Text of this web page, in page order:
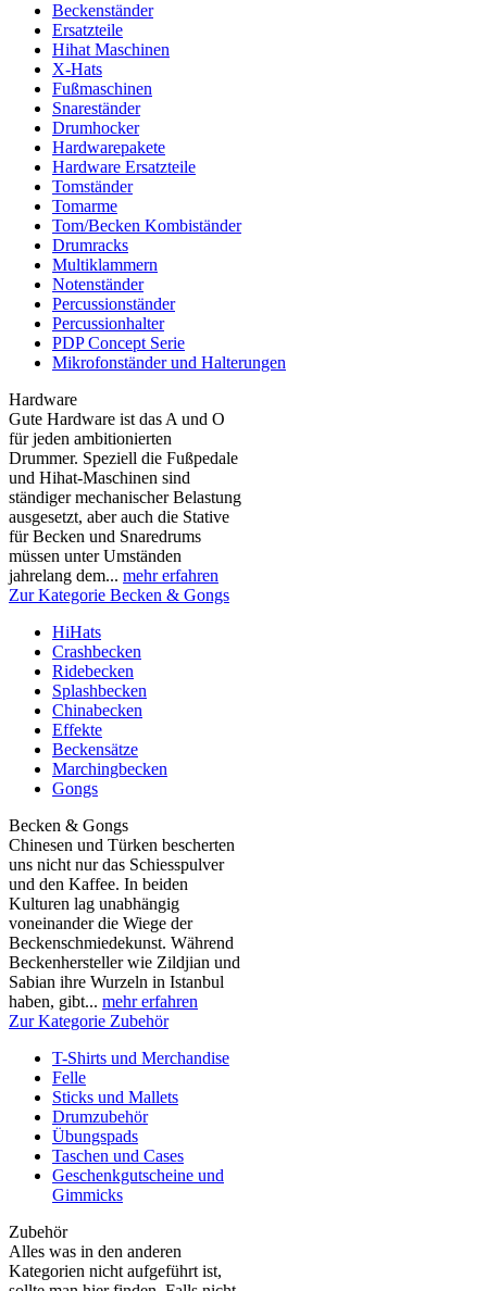
Beckenständer
Ersatzteile
Hihat Maschinen
X-Hats
Fußmaschinen
Snareständer
Drumhocker
Hardwarepakete
Hardware Ersatzteile
Tomständer
Tomarme
Tom/Becken Kombiständer
Drumracks
Multiklammern
Notenständer
Percussionständer
Percussionhalter
PDP Concept Serie
Mikrofonständer und Halterungen
Hardware
Gute Hardware ist das A und O
für jeden ambitionierten
Drummer. Speziell die Fußpedale
und Hihat-Maschinen sind
ständiger mechanischer Belastung
ausgesetzt, aber auch die Stative
für Becken und Snaredrums
müssen unter Umständen
jahrelang dem... mehr erfahren
Zur Kategorie Becken & Gongs
HiHats
Crashbecken
Ridebecken
Splashbecken
Chinabecken
Effekte
Beckensätze
Marchingbecken
Gongs
Becken & Gongs
Chinesen und Türken bescherten
uns nicht nur das Schiesspulver
und den Kaffee. In beiden
Kulturen lag unabhängig
voneinander die Wiege der
Beckenschmiedekunst. Während
Beckenhersteller wie Zildjian und
Sabian ihre Wurzeln in Istanbul
haben, gibt... mehr erfahren
Zur Kategorie Zubehör
T-Shirts und Merchandise
Felle
Sticks und Mallets
Drumzubehör
Übungspads
Taschen und Cases
Geschenkgutscheine und
Gimmicks
Zubehör
Alles was in den anderen
Kategorien nicht aufgeführt ist,